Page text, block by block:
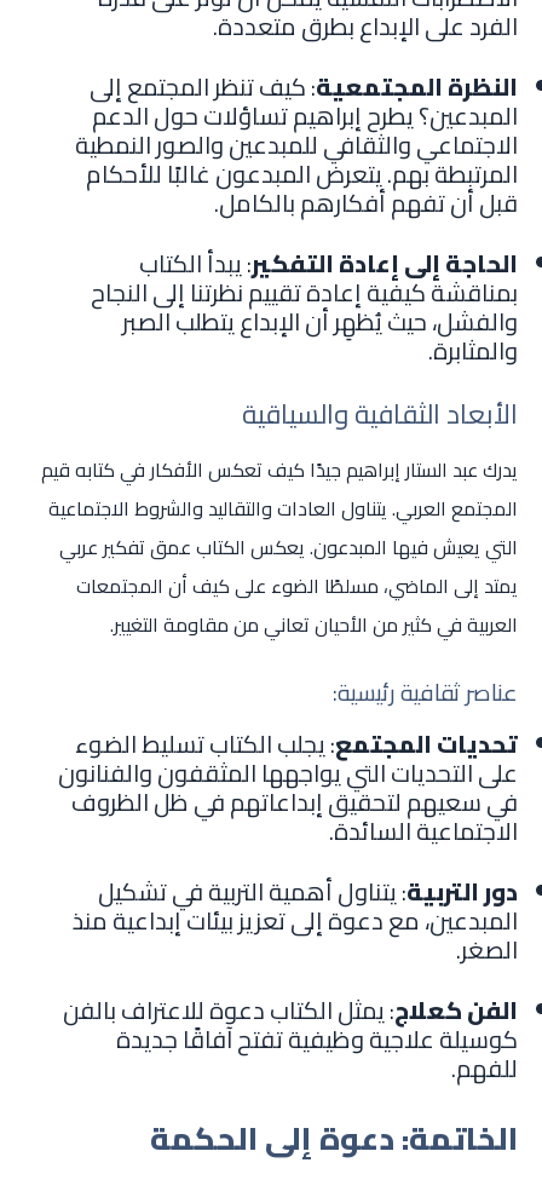
الفرد على الإبداع بطرق متعددة.
النظرة المجتمعية: كيف تنظر المجتمع إلى
المبدعين؟ يطرح إبراهيم تساؤلات حول الدعم
الاجتماعي والثقافي للمبدعين والصور النمطية
المرتبطة بهم. يتعرض المبدعون غالبًا للأحكام
قبل أن تفهم أفكارهم بالكامل.
الحاجة إلى إعادة التفكير: يبدأ الكتاب
بمناقشة كيفية إعادة تقييم نظرتنا إلى النجاح
والفشل، حيث يُظهِر أن الإبداع يتطلب الصبر
والمثابرة.
الأبعاد الثقافية والسياقية
يدرك عبد الستار إبراهيم جيدًا كيف تعكس الأفكار في كتابه قيم
المجتمع العربي. يتناول العادات والتقاليد والشروط الاجتماعية
التي يعيش فيها المبدعون. يعكس الكتاب عمق تفكير عربي
يمتد إلى الماضي، مسلطًا الضوء على كيف أن المجتمعات
العربية في كثير من الأحيان تعاني من مقاومة التغيير.
عناصر ثقافية رئيسية:
تحديات المجتمع: يجلب الكتاب تسليط الضوء
على التحديات التي يواجهها المثقفون والفنانون
في سعيهم لتحقيق إبداعاتهم في ظل الظروف
الاجتماعية السائدة.
دور التربية: يتناول أهمية التربية في تشكيل
المبدعين، مع دعوة إلى تعزيز بيئات إبداعية منذ
الصغر.
الفن كعلاج: يمثل الكتاب دعوة للاعتراف بالفن
كوسيلة علاجية وظيفية تفتح آفاقًا جديدة
للفهم.
الخاتمة: دعوة إلى الحكمة